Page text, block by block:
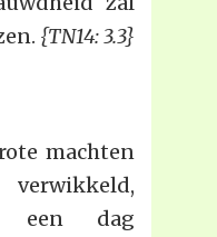
{TN14: 3.3}
machten
een dag